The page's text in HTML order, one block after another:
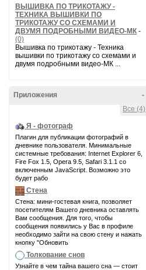
ВЫШИВКА ПО ТРИКОТАЖУ -
ТЕХНИКА ВЫШИВКИ ПО
ТРИКОТАЖУ СО СХЕМАМИ И
ДВУМЯ ПОДРОБНЫМИ ВИДЕО-МК -
(0)
Вышивка по трикотажу - Техника
вышивки по трикотажу со схемами и
двумя подробными видео-МК ...
-
Приложения
Все (4)
Я - фотограф
Плагин для публикации фотографий в
дневнике пользователя. Минимальные
системные требования: Internet Explorer 6,
Fire Fox 1.5, Opera 9.5, Safari 3.1.1 со
включенным JavaScript. Возможно это
будет рабо
Стена
Стена: мини-гостевая книга, позволяет
посетителям Вашего дневника оставлять
Вам сообщения. Для того, чтобы
сообщения появились у Вас в профиле
необходимо зайти на свою стену и нажать
кнопку "Обновить
Толкование снов
Узнайте в чем тайна вашего сна — стоит